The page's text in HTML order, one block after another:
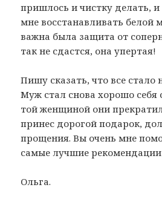
пришлось и чистку делать,
мне восстанавливать белой
важна была защита от
так не сдастся, она упертая!
Пишу сказать, что все стало
Муж стал снова хорошо себя
той женщиной они
принес дорогой подарок,
прощения. Вы очень мне
самые лучшие
Ольга.